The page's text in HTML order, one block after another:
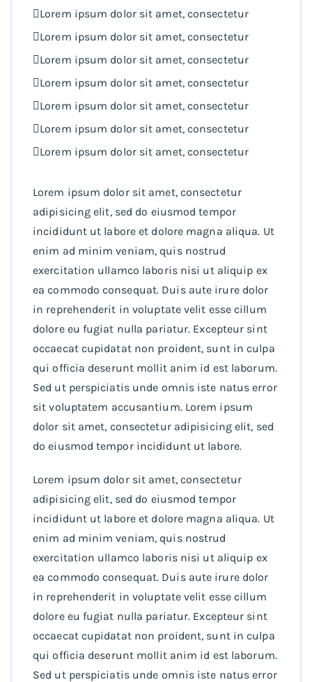
Lorem ipsum dolor sit amet, consectetur
Lorem ipsum dolor sit amet, consectetur
Lorem ipsum dolor sit amet, consectetur
Lorem ipsum dolor sit amet, consectetur
Lorem ipsum dolor sit amet, consectetur
Lorem ipsum dolor sit amet, consectetur
Lorem ipsum dolor sit amet, consectetur
Lorem ipsum dolor sit amet, consectetur
adipisicing elit, sed do eiusmod tempor
incididunt ut labore et dolore magna aliqua. Ut
enim ad minim veniam, quis nostrud
exercitation ullamco laboris nisi ut aliquip ex
ea commodo consequat. Duis aute irure dolor
in reprehenderit in voluptate velit esse cillum
dolore eu fugiat nulla pariatur. Excepteur sint
occaecat cupidatat non proident, sunt in culpa
qui officia deserunt mollit anim id est laborum.
Sed ut perspiciatis unde omnis iste natus error
sit voluptatem accusantium. Lorem ipsum
dolor sit amet, consectetur adipisicing elit, sed
do eiusmod tempor incididunt ut labore.
Lorem ipsum dolor sit amet, consectetur
adipisicing elit, sed do eiusmod tempor
incididunt ut labore et dolore magna aliqua. Ut
enim ad minim veniam, quis nostrud
exercitation ullamco laboris nisi ut aliquip ex
ea commodo consequat. Duis aute irure dolor
in reprehenderit in voluptate velit esse cillum
dolore eu fugiat nulla pariatur. Excepteur sint
occaecat cupidatat non proident, sunt in culpa
qui officia deserunt mollit anim id est laborum.
Sed ut perspiciatis unde omnis iste natus error